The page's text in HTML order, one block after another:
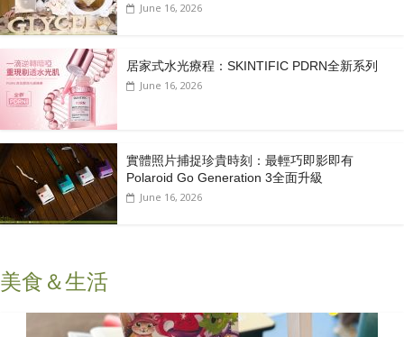
June 16, 2026
居家式水光療程：SKINTIFIC PDRN全新系列
June 16, 2026
實體照片捕捉珍貴時刻：最輕巧即影即有
Polaroid Go Generation 3全面升級
June 16, 2026
美食＆生活